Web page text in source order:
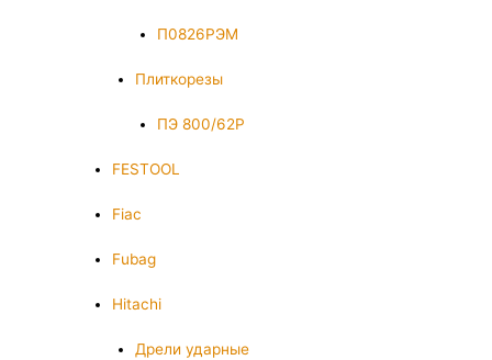
П0826РЭМ
Плиткорезы
ПЭ 800/62Р
FESTOOL
Fiac
Fubag
Hitachi
Дрели ударные